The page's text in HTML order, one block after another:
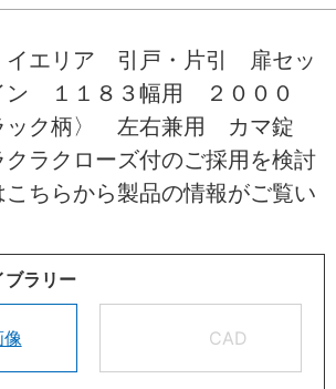
イエリア 引戸・片引 扉セッ
ン １１８３幅用 ２０００
ク柄〉 左右兼用 カマ錠
クローズ付のご採用を検討
ちらから製品の情報がご覧い
ブラリー
像 CAD